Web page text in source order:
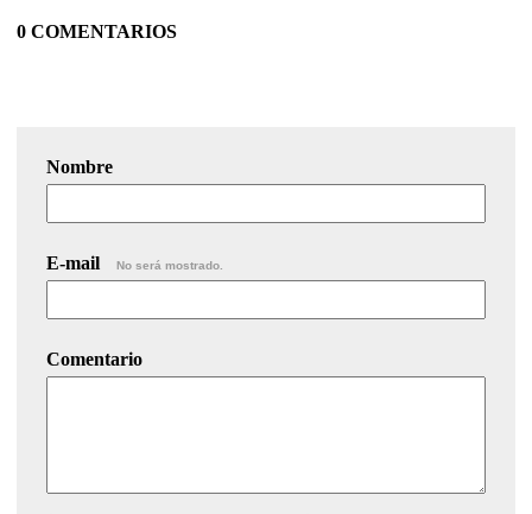
0 COMENTARIOS
Nombre
E-mail No será mostrado.
Comentario